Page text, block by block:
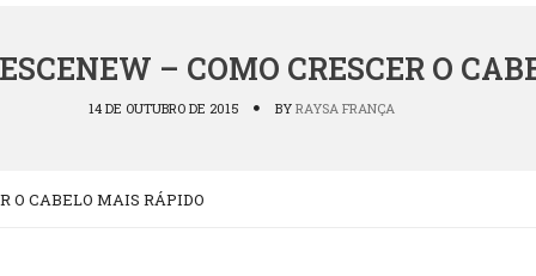
– COMO CRESCER O
14 DE OUTUBRO DE 2015 BY RAYSA FRANÇA
O CABELO MAIS RÁPIDO